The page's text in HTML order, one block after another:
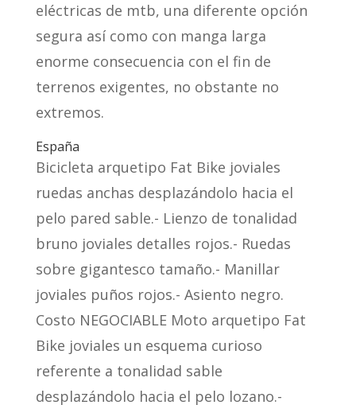
eléctricas de mtb, una diferente opción
segura así­ como con manga larga
enorme consecuencia con el fin de
terrenos exigentes, no obstante no
extremos.
España
Bicicleta arquetipo Fat Bike joviales
ruedas anchas desplazándolo hacia el
pelo pared sable.- Lienzo de tonalidad
bruno joviales detalles rojos.- Ruedas
sobre gigantesco tamaño.- Manillar
joviales puños rojos.- Asiento negro.
Costo NEGOCIABLE Moto arquetipo Fat
Bike joviales un esquema curioso
referente a tonalidad sable
desplazándolo hacia el pelo lozano.-